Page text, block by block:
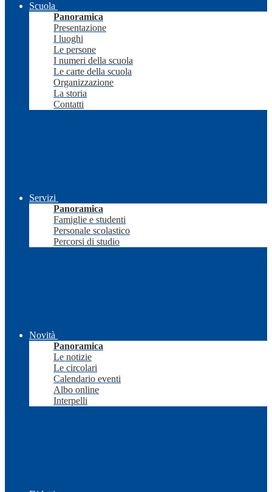
Scuola
Panoramica
Presentazione
I luoghi
Le persone
I numeri della scuola
Le carte della scuola
Organizzazione
La storia
Contatti
Servizi
Panoramica
Famiglie e studenti
Personale scolastico
Percorsi di studio
Novità
Panoramica
Le notizie
Le circolari
Calendario eventi
Albo online
Interpelli